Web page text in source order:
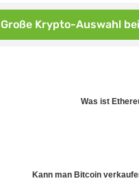
Große Krypto-Auswahl
Was ist
Kann man Bitcoin